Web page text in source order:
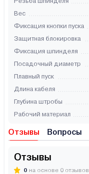
Вес
Фиксация кнопки пуска
Защитная блокировка
Фиксация шпинделя
Посадочный диаметр
Плавный пуск
Длина кабеля
Глубина штробы
Рабочий материал
Отзывы Вопросы
Отзывы
0 на основе 0 отзывов